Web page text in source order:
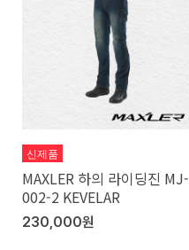
신제품
MAXLER 하의 라이딩진 MJ-
002-2 KEVELAR
230,000원